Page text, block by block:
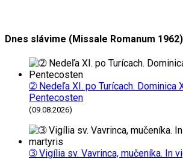
Dnes slávime (Missale Romanum
➁ Nedeľa XI. po Turícach. Dominica
Pentecosten
(09.08.2026)
➂ Vigília sv. Vavrinca, mučeníka. In